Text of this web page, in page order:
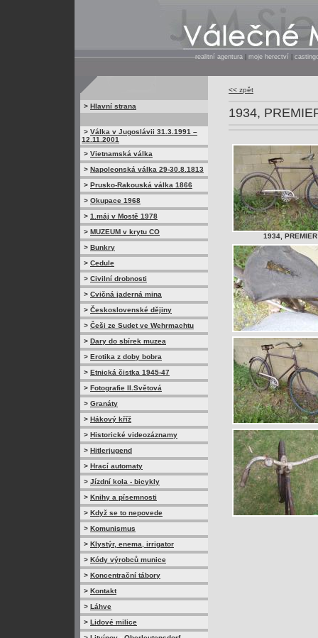
realitní agentura moje herectví
> Hlavní strana
> Válka v Jugoslávii 31.3.1991 –
12.11.2001
> Vietnamská válka
> Napoleonská válka 29-30.8.1813
> Prusko-Rakouská válka 1866
> Okupace 1968
> 1.máj v Mostě 1978
> MUZEUM v krytu CO
> Bunkry
> Cedule
> Civilní drobnosti
> Cvičná jaderná mina
> Československé dějiny
> Češi ze Sudet ve Wehrmachtu
> Dary do sbírek muzea
> Erotika z doby bobra
> Etnická čistka 1945-47
> Fotografie II.Světová
> Granáty
> Hákový kříž
> Historické videozáznamy
> Hitlerjugend
> Hrací automaty
> Jízdní kola - bicykly
> Knihy a písemnosti
> Když se to nepovede
> Komunismus
> Klystýr, enema, irrigator
> Kódy výrobců munice
> Koncentrační tábory
> Kontakt
> Láhve
> Lidové milice
<< zpět
1934,
1934, PREMIER